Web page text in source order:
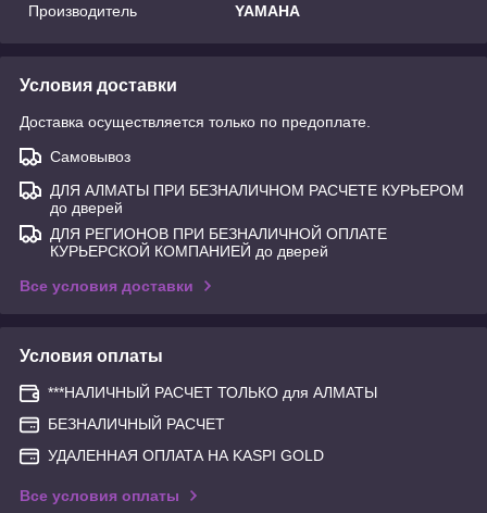
Производитель
YAMAHA
Условия доставки
Доставка осуществляется только по предоплате.
Самовывоз
ДЛЯ АЛМАТЫ ПРИ БЕЗНАЛИЧНОМ РАСЧЕТЕ КУРЬЕРОМ
до дверей
ДЛЯ РЕГИОНОВ ПРИ БЕЗНАЛИЧНОЙ ОПЛАТЕ
КУРЬЕРСКОЙ КОМПАНИЕЙ до дверей
Все условия доставки
Условия оплаты
***НАЛИЧНЫЙ РАСЧЕТ ТОЛЬКО для АЛМАТЫ
БЕЗНАЛИЧНЫЙ РАСЧЕТ
УДАЛЕННАЯ ОПЛАТА НА KASPI GOLD
Все условия оплаты